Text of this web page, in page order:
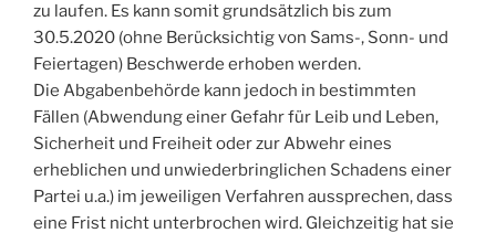
zu laufen. Es kann somit grundsätzlich bis zum
30.5.2020 (ohne Berücksichtig von Sams-, Sonn- und
Feiertagen) Beschwerde erhoben werden.
Die Abgabenbehörde kann jedoch in bestimmten
Fällen (Abwendung einer Gefahr für Leib und Leben,
Sicherheit und Freiheit oder zur Abwehr eines
erheblichen und unwiederbringlichen Schadens einer
Partei u.a.) im jeweiligen Verfahren aussprechen, dass
eine Frist nicht unterbrochen wird. Gleichzeitig hat sie